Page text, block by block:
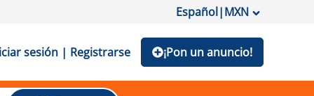
Español|MXN
sesión | Registrarse ¡Pon un anuncio!